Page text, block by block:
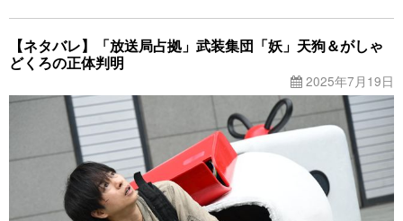
【ネタバレ】「放送局占拠」武装集団「妖」天狗＆がしゃ
どくろの正体判明
2025年7月19日